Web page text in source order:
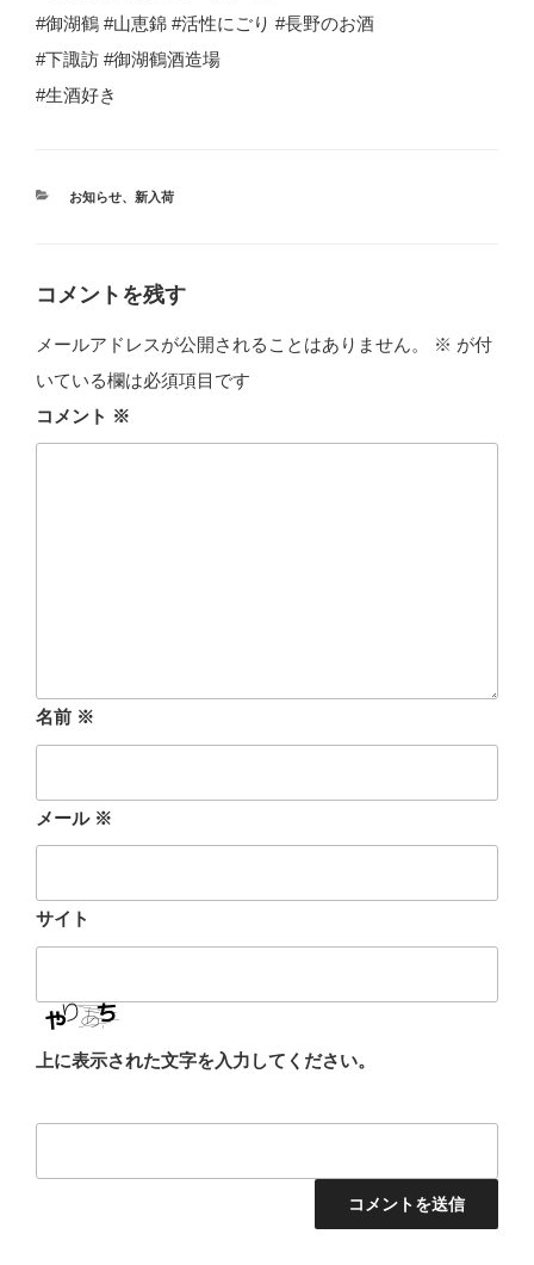
#御湖鶴 #山恵錦 #活性にごり #長野のお酒
#下諏訪 #御湖鶴酒造場
#生酒好き
カ
お知らせ、 新入荷
コメントを残す
メールアドレスが公開されることはありません。 ※ が付
いている欄は必須項目です
コメント ※
名前 ※
メール ※
サイト
上に表示された文字を入力してください。